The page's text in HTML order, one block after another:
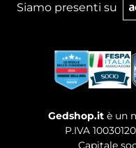
Siamo presenti su
Gedshop.it è un
P.IVA
Capitale